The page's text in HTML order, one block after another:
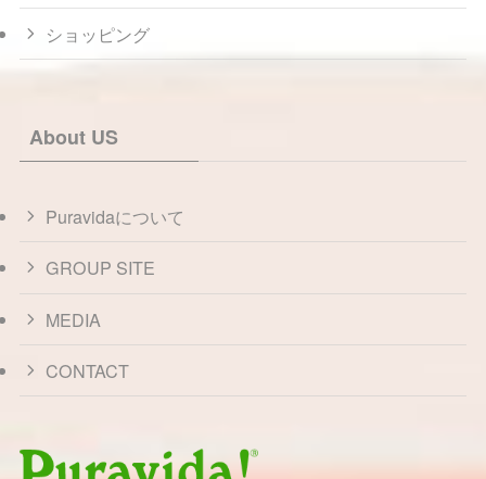
ショッピング
About US
Puravidaについて
GROUP SITE
MEDIA
CONTACT